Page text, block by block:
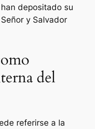
depositado su
y Salvador
del
referirse a la